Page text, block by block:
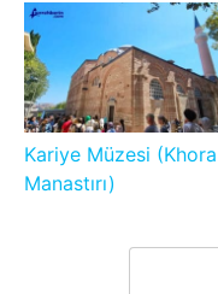
Kariye Müzesi (Khora
Manastırı)